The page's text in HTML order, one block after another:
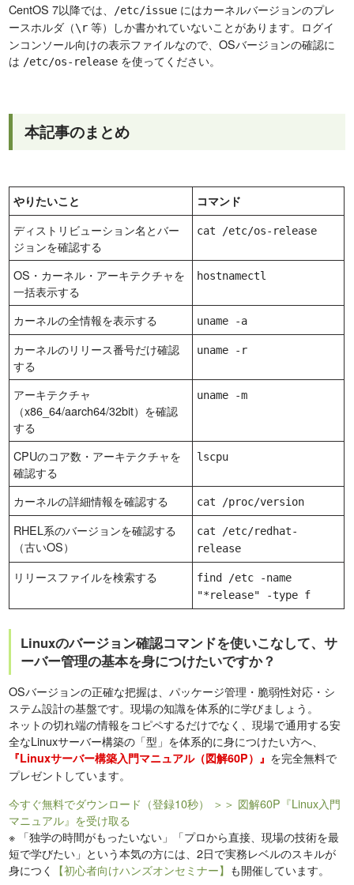
CentOS 7以降では、 /etc/issue にはカーネルバージョンのプレ
ースホルダ（\r 等）しか書かれていないことがあります。ログイ
ンコンソール向けの表示ファイルなので、OSバージョンの確認に
は /etc/os-release を使ってください。
本記事のまとめ
やりたいこと コマンド
ディストリビューション名とバー
ジョンを確認する
cat /etc/os-release
OS・カーネル・アーキテクチャを
一括表示する
hostnamectl
カーネルの全情報を表示する uname -a
カーネルのリリース番号だけ確認
する
uname -r
アーキテクチャ
（x86_64/aarch64/32bit）を確認
する
uname -m
CPUのコア数・アーキテクチャを
確認する
lscpu
カーネルの詳細情報を確認する cat /proc/version
RHEL系のバージョンを確認する
（古いOS）
cat /etc/redhat-
release
リリースファイルを検索する
find /etc -name
"*release" -type f
Linuxのバージョン確認コマンドを使いこなして、サ
ーバー管理の基本を身につけたいですか？
OSバージョンの正確な把握は、パッケージ管理・脆弱性対応・シ
ステム設計の基盤です。現場の知識を体系的に学びましょう。
ネットの切れ端の情報をコピペするだけでなく、現場で通用する安
全なLinuxサーバー構築の「型」を体系的に身につけたい方へ、
『Linuxサーバー構築入門マニュアル（図解60P）』 を完全無料で
プレゼントしています。
今すぐ無料でダウンロード（登録10秒）
＞＞ 図解60P『Linux入門
マニュアル』を受け取る
※ 「独学の時間がもったいない」「プロから直接、現場の技術を最
短で学びたい」という本気の方には、2日で実務レベルのスキルが
身につく
【初心者向けハンズオンセミナー】 も開催しています。